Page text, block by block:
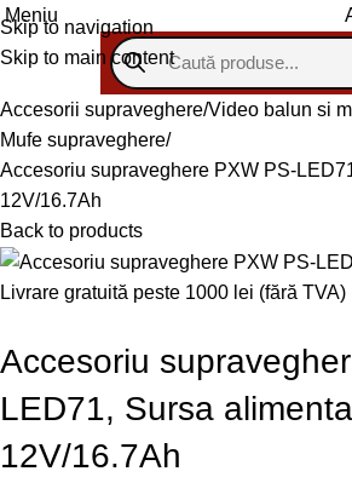
Skip to navigation
Skip to main content
Meniu
Accesorii supraveghere Video balun si
Mufe supraveghere
Accesoriu supraveghere PXW PS-
12V/16.7Ah
Back to products
Livrare gratuită peste 1000 lei (fără TVA)
Accesoriu
LED71, Sursa
12V/16.7Ah